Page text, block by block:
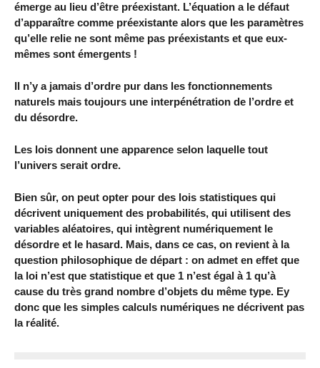
émerge au lieu d’être préexistant. L’équation a le défaut
d’apparaître comme préexistante alors que les paramètres
qu’elle relie ne sont même pas préexistants et que eux-
mêmes sont émergents !
Il n’y a jamais d’ordre pur dans les fonctionnements
naturels mais toujours une interpénétration de l’ordre et
du désordre.
Les lois donnent une apparence selon laquelle tout
l’univers serait ordre.
Bien sûr, on peut opter pour des lois statistiques qui
décrivent uniquement des probabilités, qui utilisent des
variables aléatoires, qui intègrent numériquement le
désordre et le hasard. Mais, dans ce cas, on revient à la
question philosophique de départ : on admet en effet que
la loi n’est que statistique et que 1 n’est égal à 1 qu’à
cause du très grand nombre d’objets du même type. Ey
donc que les simples calculs numériques ne décrivent pas
la réalité.